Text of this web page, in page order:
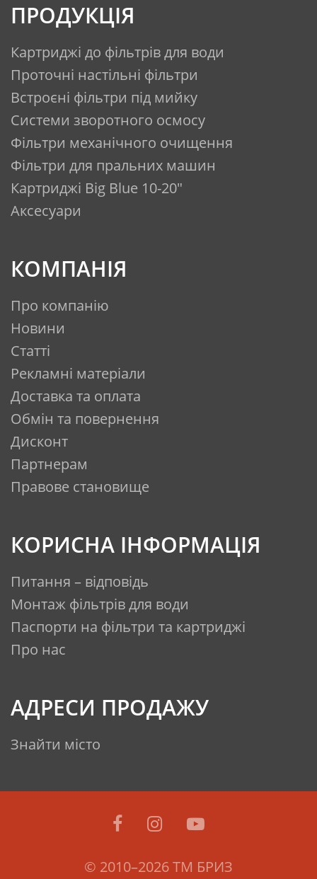
ПРОДУКЦІЯ
Картриджі до фільтрів для води
Проточні настільні фільтри
Встроєні фільтри під мийку
Системи зворотного осмосу
Фільтри механічного очищення
Фільтри для пральних машин
Картриджі Big Blue 10-20"
Аксесуари
КОМПАНІЯ
Про компанію
Новини
Статті
Рекламні матеріали
Доставка та оплата
Обмін та повернення
Дисконт
Партнерам
Правове становище
КОРИСНА ІНФОРМАЦІЯ
Питання – відповідь
Монтаж фільтрів для води
Паспорти на фільтри та картриджі
Про нас
АДРЕСИ ПРОДАЖУ
Знайти місто
© 2010–2026 ТМ БРИЗ